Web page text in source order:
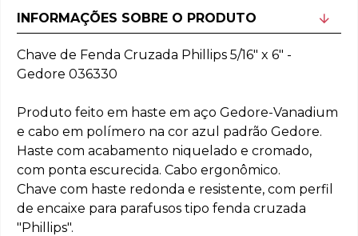
INFORMAÇÕES SOBRE O PRODUTO
Chave de Fenda Cruzada Phillips 5/16" x 6" -
Gedore 036330
Produto feito em haste em aço Gedore-Vanadium
e cabo em polímero na cor azul padrão Gedore.
Haste com acabamento niquelado e cromado,
com ponta escurecida. Cabo ergonômico.
Chave com haste redonda e resistente, com perfil
de encaixe para parafusos tipo fenda cruzada
"Phillips".